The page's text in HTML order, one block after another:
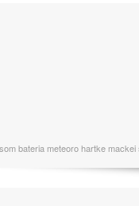
bateria meteoro hartke mackei